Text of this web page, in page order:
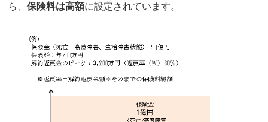
ら、 保険料は高額に設定されています。